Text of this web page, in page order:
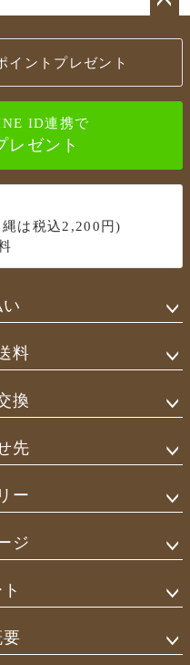
ト
イントプレゼント
ID連携で
レゼント
縄は税込2,200円)
料
換
先
ー
ジ